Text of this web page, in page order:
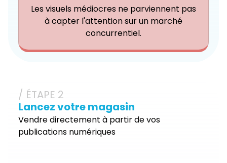
Les visuels médiocres ne parviennent pas
à capter l'attention sur un marché
concurrentiel.
/ ÉTAPE 2
Lancez votre magasin
Vendre directement à partir de vos
publications numériques